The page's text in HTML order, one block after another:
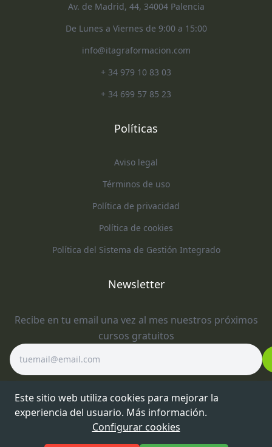
Este sitio web utiliza cookies para mejorar la
experiencia del usuario. Más información.
Configurar cookies
Av. de Madrid, 44, 34004 Palencia
De Lunes a Viernes de 9:00 a 15:00
info@itagraformacion.com
+ 34 979 10 83 03
+ 34 699 57 85 23
Políticas
Aviso legal
Términos de uso
Política de privacidad
Política de cookies
Política del Sistema de Gestión Integrado
Newsletter
Recibe en tu email una vez al mes nuestros próximos
cursos gratuitos
Copyright2026. Itagra Formación.